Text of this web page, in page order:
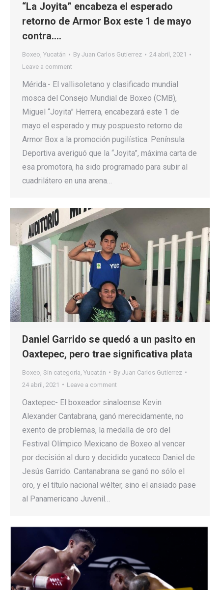
“La Joyita” encabeza el esperado
retorno de Armor Box este 1 de mayo
contra….
Boxeo, Yucatán By Juan Carlos Gutierrez
24 abril, 2021
Leave a comment
Mérida.- El vallisoletano y clasificado mundial
mosca del Consejo Mundial de Boxeo (CMB),
Miguel “Joyita” Herrera, encabezará este 1 de
mayo el esperado y muy pospuesto retorno de
Armor Box a la promoción pugilística. Península
Deportiva averiguó que la “Joyita”, máxima carta de
esa promotora, ha sido programado para subir al
cuadrilátero en una arena…
Daniel Garrido se quedó a un pasito en
Oaxtepec, pero trae significativa plata
Boxeo Sin categoría Yucatán By Juan Carlos Gutierrez
24 abril, 2021
Leave a comment
Oaxtepec- El boxeador sinaloense Kevin
Alexander Cantabrana, ganó merecidamente, no
exento de problemas, la medalla de oro del
Festival Olímpico Mexicano de Boxeo al vencer
por decisión al duro y decidido yucateco Daniel de
Jesús Garrido. Cantanabrana se ganó no sólo el
oro, y el título nacional wélter, sino el ansiado pase
al Panamericano Juvenil…